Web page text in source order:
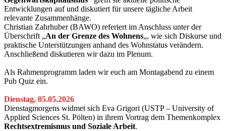
Entwicklungen auf und diskutiert für unsere tägliche Arbeit
relevante Zusammenhänge.
Christian Zahrhuber (BAWO) referiert im Anschluss unter der
Überschrift „An der Grenze des Wohnens„, wie sich Diskurse und
praktische Unterstützungen anhand des Wohnstatus verändern.
Anschließend diskutieren wir dazu im Plenum.
Als Rahmenprogramm laden wir euch am Montagabend zu einem
Pub Quiz ein.
Dienstag, 05.05.2026
Dienstagmorgens widmet sich Eva Grigori (USTP – University of
Applied Sciences St. Pölten) in ihrem Vortrag dem Themenkomplex
Rechtsextremismus und Soziale Arbeit.